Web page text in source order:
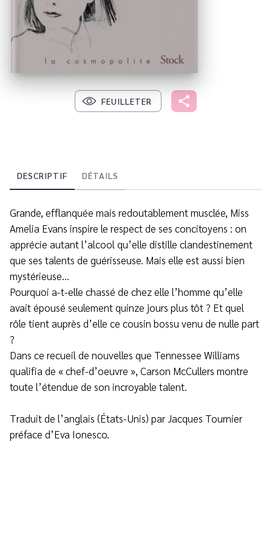
FEUILLETER
DESCRIPTIF DÉTAILS
Grande, efflanquée mais redoutablement musclée, Miss
Amelia Evans inspire le respect de ses concitoyens : on
apprécie autant l’alcool qu’elle distille clandestinement
que ses talents de guérisseuse. Mais elle est aussi bien
mystérieuse…
Pourquoi a-t-elle chassé de chez elle l’homme qu’elle
avait épousé seulement quinze jours plus tôt ? Et quel
rôle tient auprès d’elle ce cousin bossu venu de nulle part
?
Dans ce recueil de nouvelles que Tennessee Williams
qualifia de « chef-d’oeuvre », Carson McCullers montre
toute l’étendue de son incroyable talent.
Traduit de l’anglais (États-Unis) par Jacques Tournier
préface d’Eva Ionesco.